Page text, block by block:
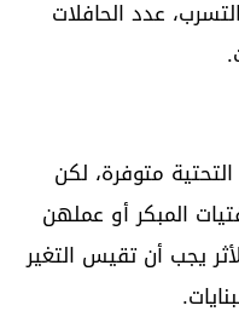
عدد الحافلات
التحتية متوفرة، لكن
المبكر أو عملهن
يجب أن تقيس التغير